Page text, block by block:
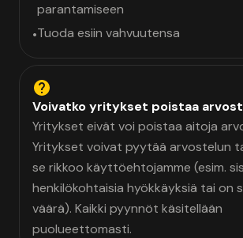
parantamiseen
•Tuoda esiin vahvuutensa
Voivatko yritykset poistaa
Yritykset eivät voi poistaa aitoja
Yritykset voivat pyytää arvostelun
se rikkoo käyttöehtojamme (esim.
henkilökohtaisia hyökkäyksiä tai on
väärä). Kaikki pyynnöt käsitellään
puolueettomasti.